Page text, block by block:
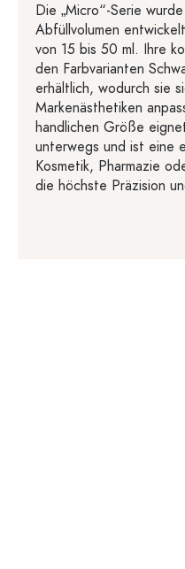
Die „Micro“-Serie
Abfüllvolumen
von 15 bis 50 ml. Ihre
den Farbvarianten
erhältlich, wodurch sie
Markenästhetiken
handlichen Größe
unterwegs und ist eine
Kosmetik, Pharmazie
die höchste Präzision